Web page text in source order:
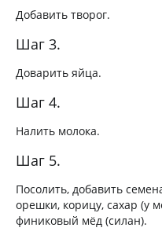
Добавить творог.
Шаг 3.
Доварить яйца.
Шаг 4.
Налить молока.
Шаг 5.
Посолить, добавить
орешки, корицу, сахар (у
финиковый мёд (силан).